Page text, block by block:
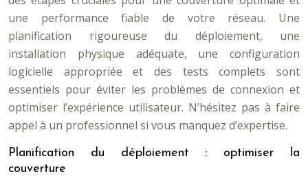
une performance fiable de votre réseau. Une
planification rigoureuse du déploiement, une
installation physique adéquate, une configuration
logicielle appropriée et des tests complets sont
essentiels pour éviter les problèmes de connexion et
optimiser l’expérience utilisateur. N’hésitez pas à faire
appel à un professionnel si vous manquez d’expertise.
Planification du déploiement : optimiser la
couverture